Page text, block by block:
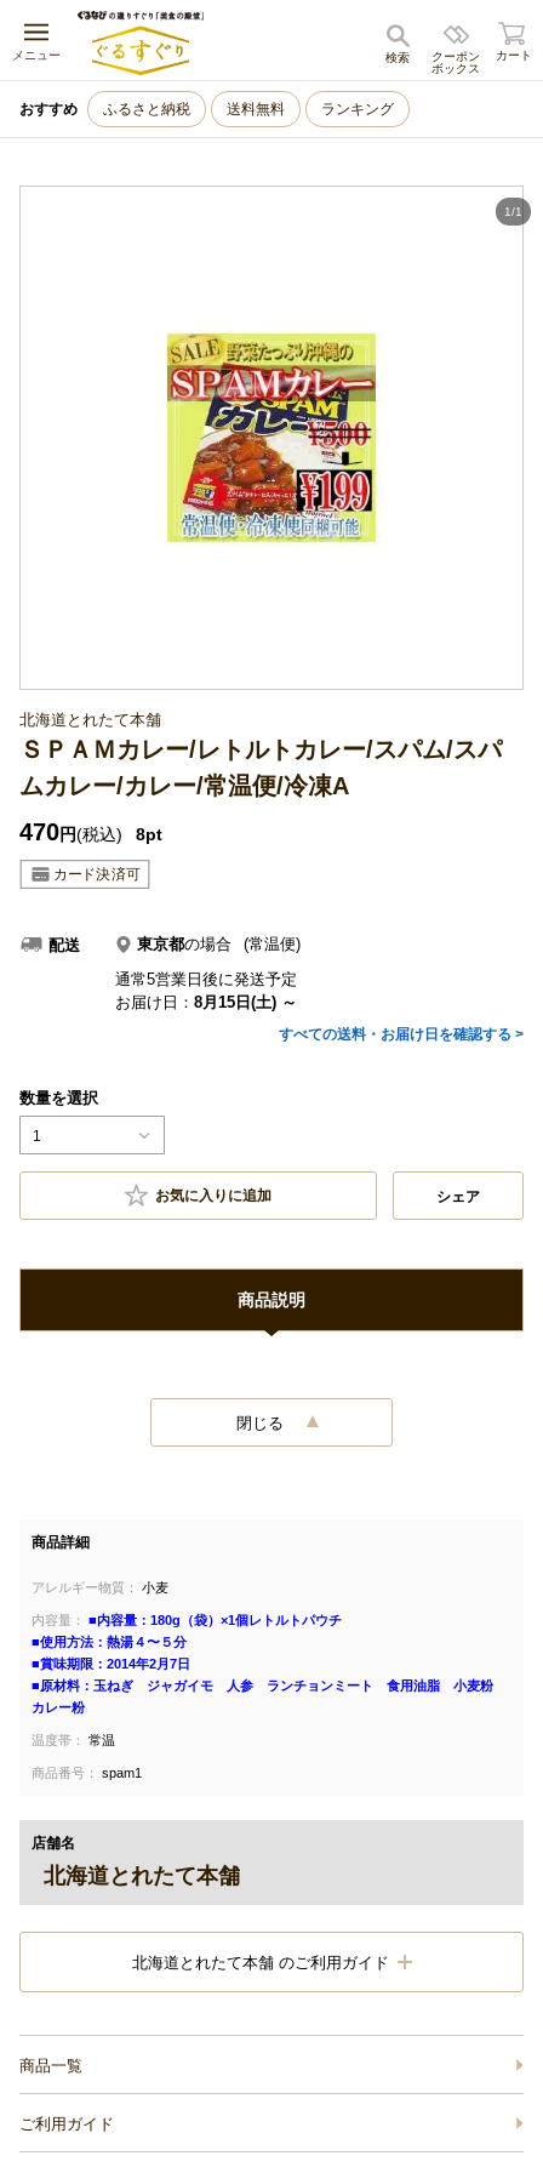
メニュー
キャンセル
クーポン
ボックス
検索 カート
おすすめ ふるさと納税 送料無料 ランキング
1/1
北海道とれたて本舗
ＳＰＡＭカレー/レトルトカレー/スパム/スパ
ムカレー/カレー/常温便/冷凍A
470円(税込) 8pt
配送 東京都の場合
(常温便)
通常5営業日後に発送予定
お届け日： 8月15日(土) ～
すべての送料・お届け日を確認する >
数量を選択
1
お気に入りに追加 シェア
商品説明
閉じる
商品詳細
アレルギー物質： 小麦
内容量：
■内容量：180g（袋）×1個レトルトパウチ
■使用方法：熱湯４〜５分
■賞味期限：2014年2月7日
■原材料：玉ねぎ ジャガイモ 人参 ランチョンミート 食用油脂 小麦粉
カレー粉
温度帯： 常温
商品番号： spam1
店舗名
北海道とれたて本舗
北海道とれたて本舗 のご利用ガイド
商品一覧
ご利用ガイド